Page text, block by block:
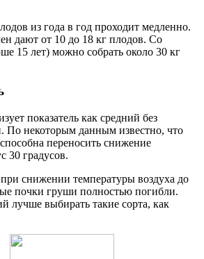
из года в год проходит медленно.
дают от 10 до 18 кг плодов. Со
15 лет) можно собрать около 30 кг
показатель как средний без
По некоторым данным известно, что
переносить снижение
30 градусов.
снижении температуры воздуха до
почки груши полностью погибли.
лучше выбирать такие сорта, как